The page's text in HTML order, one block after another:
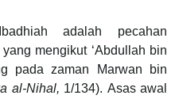
adalah pecahan
mengikut ‘Abdullah bin
pada zaman Marwan bin
al-Nihal, 1/134). Asas awal